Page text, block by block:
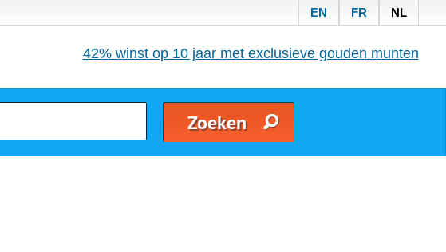
EN FR NL
42% winst op 10 jaar met exclusieve gouden munten